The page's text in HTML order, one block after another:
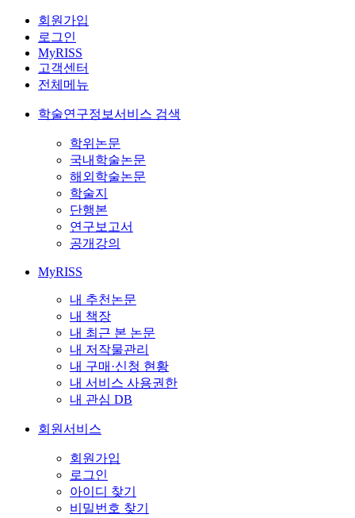
회원가입
로그인
MyRISS
고객센터
전체메뉴
학술연구정보서비스 검색
학위논문
국내학술논문
해외학술논문
학술지
단행본
연구보고서
공개강의
MyRISS
내 추천논문
내 책장
내 최근 본 논문
내 저작물관리
내 구매·신청 현황
내 서비스 사용권한
내 관심 DB
회원서비스
회원가입
로그인
아이디 찾기
비밀번호 찾기